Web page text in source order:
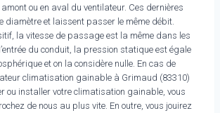
ou en aval du ventilateur. Ces dernières
diamètre et laissent passer le même débit.
la vitesse de passage est la même dans les
du conduit, la pression statique est égale
et on la considère nulle. En cas de
climatisation gainable à Grimaud (83310)
ou installer votre climatisation gainable, vous
de nous au plus vite. En outre, vous jouirez